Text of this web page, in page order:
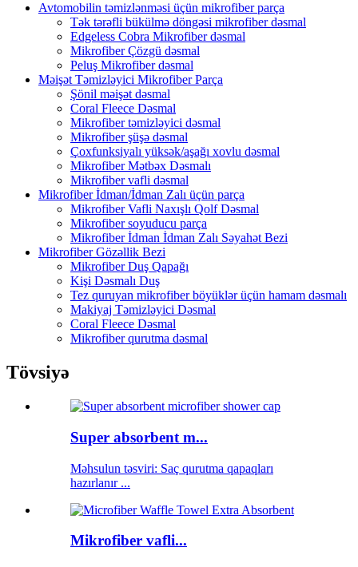
Avtomobilin təmizlənməsi üçün mikrofiber parça
Tək tərəfli bükülmə döngəsi mikrofiber dəsmal
Edgeless Cobra Mikrofiber dəsmal
Mikrofiber Çözgü dəsmal
Peluş Mikrofiber dəsmal
Məişət Təmizləyici Mikrofiber Parça
Şönil məişət dəsmal
Coral Fleece Dəsmal
Mikrofiber təmizləyici dəsmal
Mikrofiber şüşə dəsmal
Çoxfunksiyalı yüksək/aşağı xovlu dəsmal
Mikrofiber Mətbəx Dəsmalı
Mikrofiber vafli dəsmal
Mikrofiber İdman/İdman Zalı üçün parça
Mikrofiber Vafli Naxışlı Qolf Dəsmal
Mikrofiber soyuducu parça
Mikrofiber İdman İdman Zalı Səyahət Bezi
Mikrofiber Gözəllik Bezi
Mikrofiber Duş Qapağı
Kişi Dəsmalı Duş
Tez quruyan mikrofiber böyüklər üçün hamam dəsmalı
Makiyaj Təmizləyici Dəsmal
Coral Fleece Dəsmal
Mikrofiber qurutma dəsmal
Tövsiyə
Super absorbent m...
Məhsulun təsviri: Saç qurutma qapaqları
hazırlanır ...
Mikrofiber vafli...